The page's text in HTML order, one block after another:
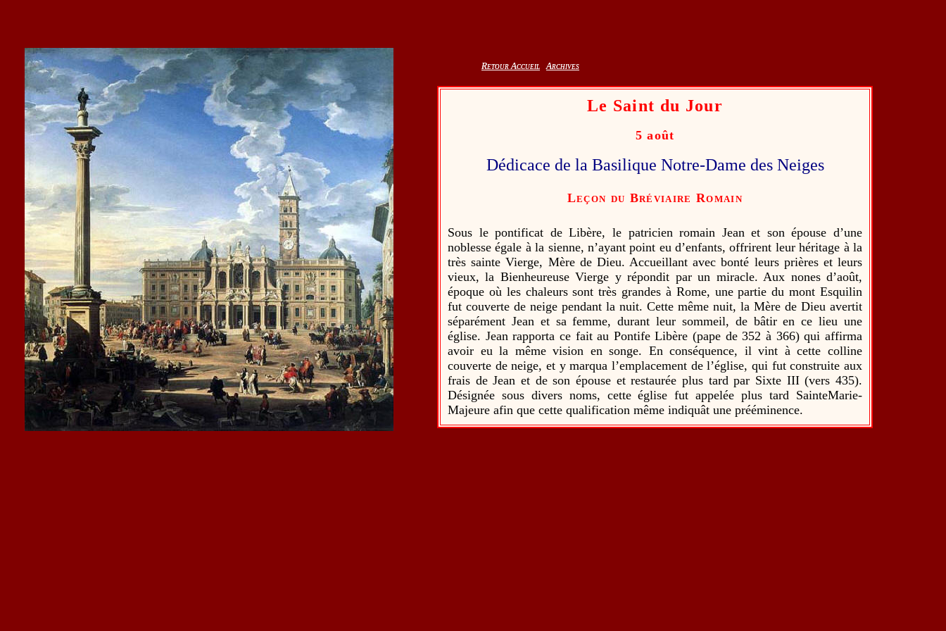
Retour Accueil Archives
Retour Accueil Archives
Le Saint du Jour
5 août
Dédicace de la Basilique Notre-Dame des Neiges
Leçon du Bréviaire Romain
Sous le pontificat de Libère, le patricien romain Jean et son épouse d’une
noblesse égale à la sienne, n’ayant point eu d’enfants, offrirent leur héritage à la
très sainte Vierge, Mère de Dieu. Accueillant avec bonté leurs prières et leurs
vieux, la Bienheureuse Vierge y répondit par un miracle. Aux nones d’août,
époque où les chaleurs sont très grandes à Rome, une partie du mont Esquilin
fut couverte de neige pendant la nuit. Cette même nuit, la Mère de Dieu avertit
séparément Jean et sa femme, durant leur sommeil, de bâtir en ce lieu une
église. Jean rapporta ce fait au Pontife Libère (pape de 352 à 366) qui affirma
avoir eu la même vision en songe. En conséquence, il vint à cette colline
couverte de neige, et y marqua l’emplacement de l’église, qui fut construite aux
frais de Jean et de son épouse et restaurée plus tard par Sixte III (vers 435).
Désignée sous divers noms, cette église fut appelée plus tard SainteMarie-
Majeure afin que cette qualification même indiquât une prééminence.